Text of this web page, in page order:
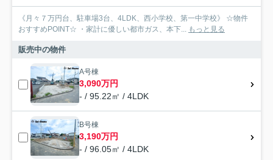
《月々７万円台、駐車場3台、4LDK、西小学校、第一中学校》 ☆物件
おすすめPOINT☆ ・家計に優しい都市ガス、本下... もっと見る
販売中の物件
A号棟
3,090万円
- / 95.22㎡ / 4LDK
B号棟
3,190万円
- / 96.05㎡ / 4LDK